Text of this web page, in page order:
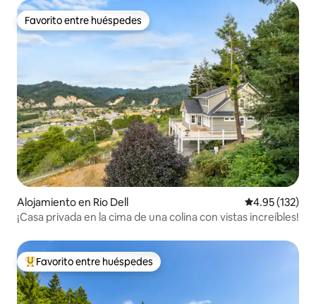
Favorito entre huéspedes
Favorito entre huéspedes
Alojamiento en Rio Dell Calificación
4.95 (132)
¡Casa privada en la cima de una colina con vistas increíbles!
Favorito entre huéspedes preferido
Favorito entre huéspedes